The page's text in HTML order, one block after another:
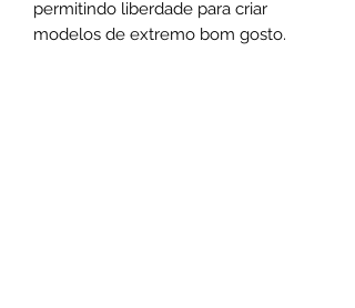
permitindo liberdade para criar
modelos de extremo bom gosto.